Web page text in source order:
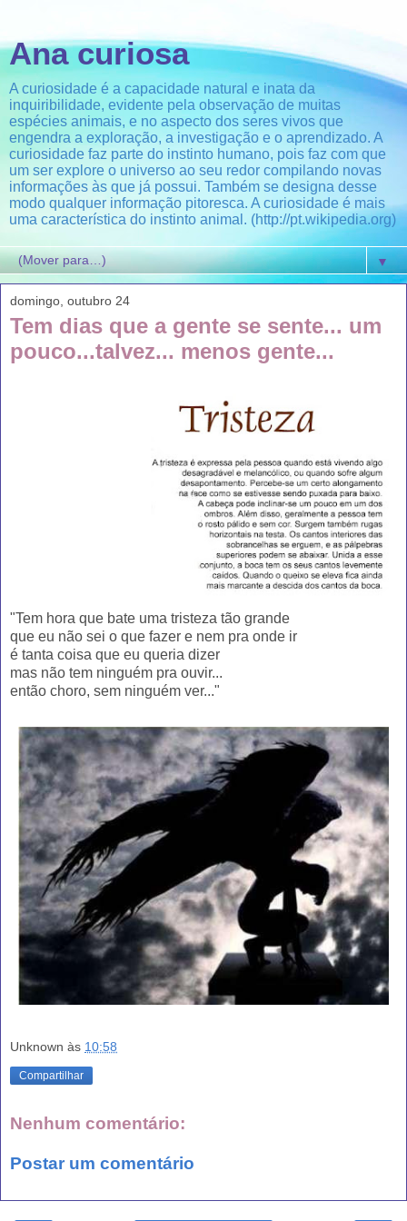
Ana curiosa
A curiosidade é a capacidade natural e inata da
inquiribilidade, evidente pela observação de muitas
espécies animais, e no aspecto dos seres vivos que
engendra a exploração, a investigação e o aprendizado. A
curiosidade faz parte do instinto humano, pois faz com que
um ser explore o universo ao seu redor compilando novas
informações às que já possui. Também se designa desse
modo qualquer informação pitoresca. A curiosidade é mais
uma característica do instinto animal. (http://pt.wikipedia.org)
▼
domingo, outubro 24
Tem dias que a gente se sente... um
pouco...talvez... menos gente...
"Tem hora que bate uma tristeza tão grande
que eu não sei o que fazer e nem pra onde ir
é tanta coisa que eu queria dizer
mas não tem ninguém pra ouvir...
então choro, sem ninguém ver..."
Unknown às 10:58
Compartilhar
Nenhum comentário:
Postar um comentário